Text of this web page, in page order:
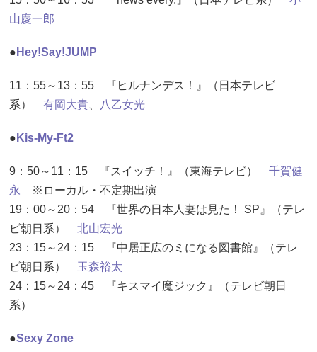
山慶一郎
● Hey!Say!JUMP
11：55～13：55 『ヒルナンデス！』（日本テレビ
系） 有岡大貴 八乙女光
● Kis-My-Ft2
9：50～11：15 『スイッチ！』（東海テレビ） 千賀健
永
※ローカル・不定期出演
19：00～20：54 『世界の日本人妻は見た！ SP』（テレ
ビ朝日系） 北山宏光
23：15～24：15 『中居正広のミになる図書館』（テレ
ビ朝日系） 玉森裕太
24：15～24：45 『キスマイ魔ジック』（テレビ朝日
系）
●Sexy Zone